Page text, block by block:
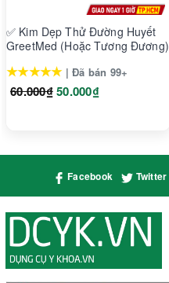
✅ Kim Dẹp Thử Đường Huyết
GreetMed (Hoặc Tương Đương)
★★★★★ | Đã bán 99+
60.000₫50.000₫
Facebook Twitter